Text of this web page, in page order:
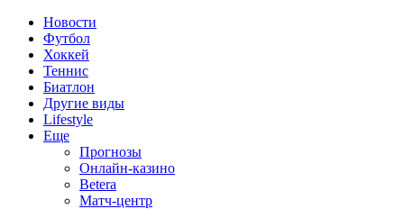
Новости
Футбол
Хоккей
Теннис
Биатлон
Другие виды
Lifestyle
Еще
Прогнозы
Онлайн-казино
Betera
Матч-центр